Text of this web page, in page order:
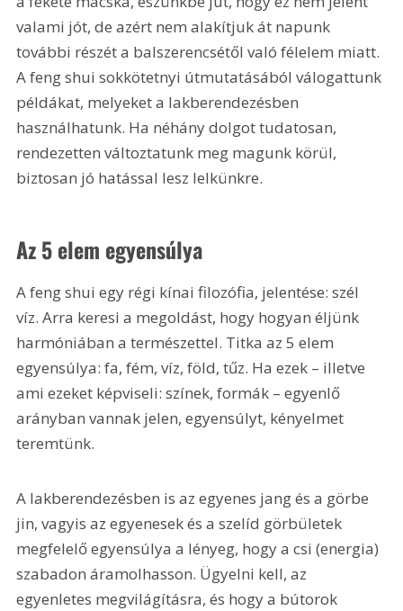
valami jót, de azért nem alakítjuk át napunk
további részét a balszerencsétől való félelem miatt.
A feng shui sokkötetnyi útmutatásából válogattunk
példákat, melyeket a lakberendezésben
használhatunk. Ha néhány dolgot tudatosan,
rendezetten változtatunk meg magunk körül,
biztosan jó hatással lesz lelkünkre.
Az 5 elem egyensúlya
A feng shui egy régi kínai filozófia, jelentése: szél
víz. Arra keresi a megoldást, hogy hogyan éljünk
harmóniában a természettel. Titka az 5 elem
egyensúlya: fa, fém, víz, föld, tűz. Ha ezek – illetve
ami ezeket képviseli: színek, formák – egyenlő
arányban vannak jelen, egyensúlyt, kényelmet
teremtünk.
A lakberendezésben is az egyenes jang és a görbe
jin, vagyis az egyenesek és a szelíd görbületek
megfelelő egyensúlya a lényeg, hogy a csi (energia)
szabadon áramolhasson. Ügyelni kell, az
egyenletes megvilágításra, és hogy a bútorok